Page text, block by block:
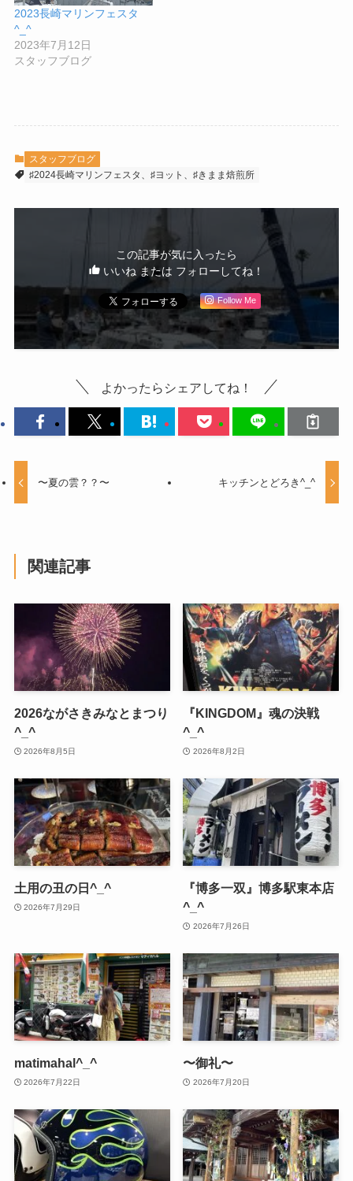
2023長崎マリンフェスタ
^_^
2023年7月12日
スタッフブログ
スタッフブログ
♯2024長崎マリンフェスタ、♯ヨット、♯きまま焙煎所
この記事が気に入ったら
いいね または フォローしてね！
Follow Me
よかったらシェアしてね！
〜夏の雲？？〜 キッチンとどろき^_^
関連記事
2026ながさきみなとまつり
^_^
2026年8月5日
『KINGDOM』魂の決戦
^_^
2026年8月2日
土用の丑の日^_^
2026年7月29日
『博多一双』博多駅東本店
^_^
2026年7月26日
matimahal^_^
2026年7月22日
〜御礼〜
2026年7月20日